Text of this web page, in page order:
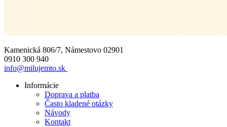
Kamenická 806/7, Námestovo 02901
0910 300 940
info@milujemto.sk
Informácie
Doprava a platba
Často kladené otázky
Návody
Kontakt